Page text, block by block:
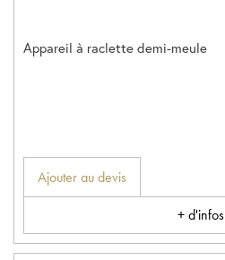
Appareil à raclette demi-meule
Ajouter au devis
+ d'infos